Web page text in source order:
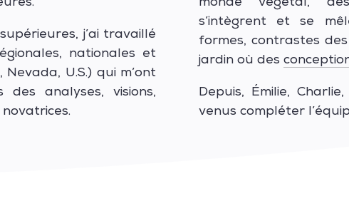
j’ai travaillé
nationales et
, Nevada, U.S.) qui m’ont
analyses, visions,
monde végétal,
s’intègrent et se
formes, contrastes
jardin où des
Depuis, Émilie,
venus compléter